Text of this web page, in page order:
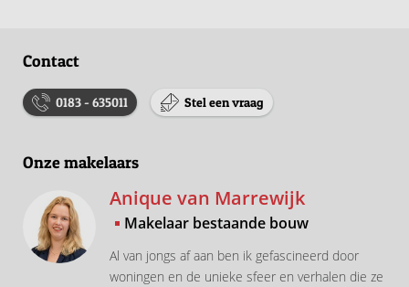
Contact
0183 - 635011 Stel een vraag
Onze makelaars
Anique van Marrewijk
Makelaar bestaande bouw
Al van jongs af aan ben ik gefascineerd door
woningen en de unieke sfeer en verhalen die ze